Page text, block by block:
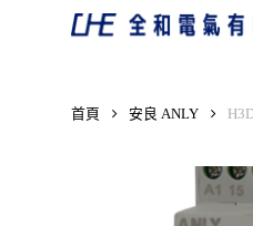
首頁 安良 ANLY